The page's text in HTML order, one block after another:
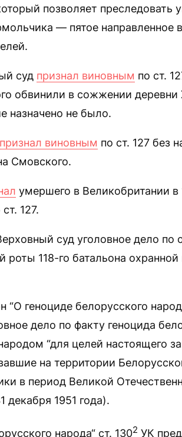
позволяет преследовать
— пятое направленное
суд признал виновным по ст.
обвинили в сожжении деревни
назначено не было.
признал виновным по ст. 127 без
Смовского.
умершего в Великобритании в
127.
суд уголовное дело по
роты 118-го батальона
“О геноциде белорусского
дело по факту геноцида
“для целей настоящего
на территории
в период Великой
декабря 1951 года).
народа“ ст. 1302 УК